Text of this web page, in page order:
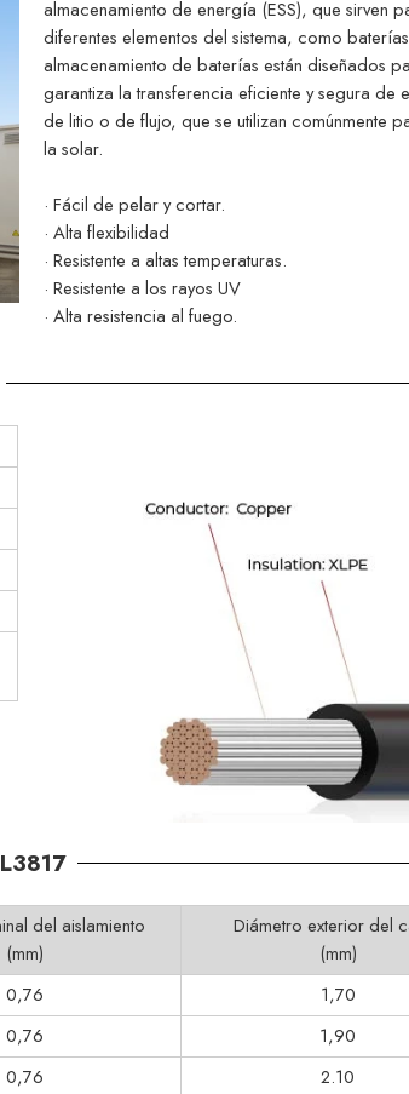
almacenamiento de energía (ESS), que sirven
diferentes elementos del sistema, como
almacenamiento de baterías están diseñados
garantiza la transferencia eficiente y segura
de litio o de flujo, que se utilizan comúnmente
la solar.
· Fácil de pelar y cortar.
· Alta flexibilidad
· Resistente a altas temperaturas.
· Resistente a los rayos UV
· Alta resistencia al fuego.
del aislamiento
(mm)
Diámetro exterior del
(mm)
0,76 1,70
0,76 1,90
0,76 2.10